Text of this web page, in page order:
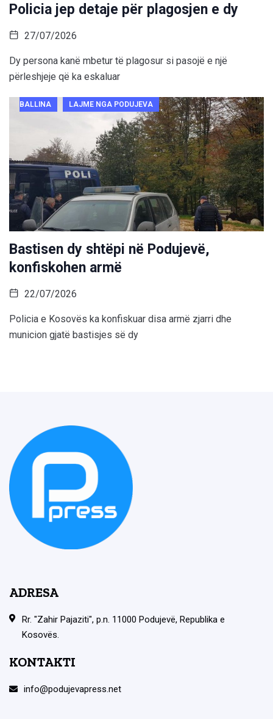
Policia jep detaje për plagosjen e dy
27/07/2026
Dy persona kanë mbetur të plagosur si pasojë e një
përleshjeje që ka eskaluar
BALLINA LAJME NGA PODUJEVA
Bastisen dy shtëpi në Podujevë,
konfiskohen armë
22/07/2026
Policia e Kosovës ka konfiskuar disa armë zjarri dhe
municion gjatë bastisjes së dy
ADRESA
Rr. "Zahir Pajaziti", p.n. 11000 Podujevë, Republika e
Kosovës.
KONTAKTI
info@podujevapress.net